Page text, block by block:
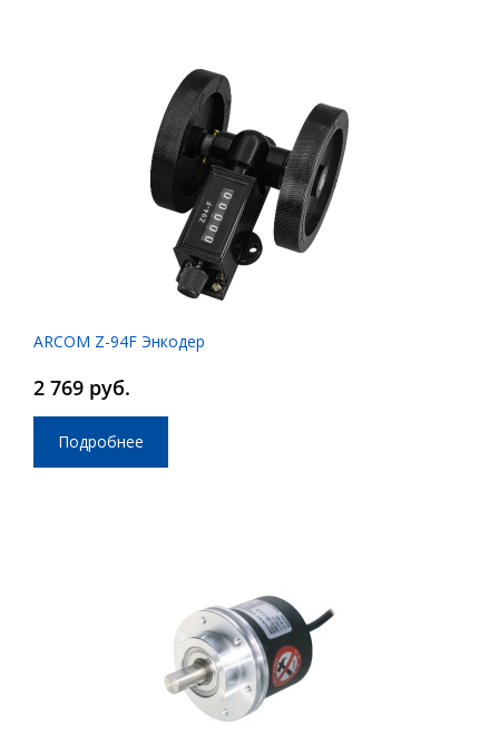
ARCOM Z-94F Энкодер
2 769 руб.
Подробнее